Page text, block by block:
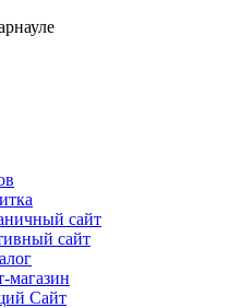
сайт
сайт
магазин
Сайт